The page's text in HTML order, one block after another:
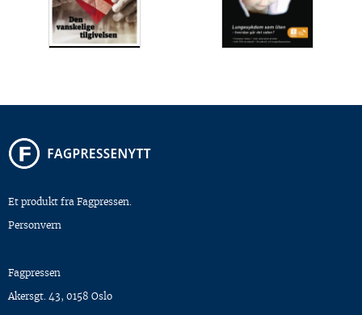
Et produkt fra Fagpressen.
Personvern
Fagpressen
Akersgt. 43, 0158 Oslo